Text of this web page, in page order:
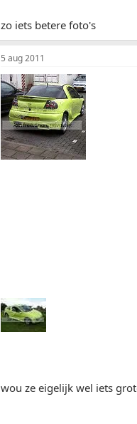
zo iets betere foto's
5 aug 2011
wou ze eigelijk wel iets